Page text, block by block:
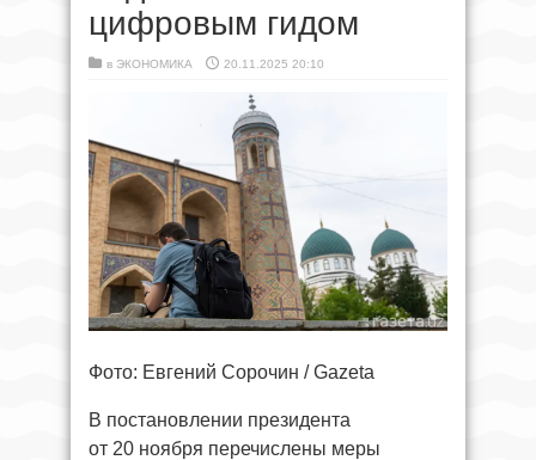
цифровым гидом
в ЭКОНОМИКА 20.11.2025 20:10
Фото: Евгений Сорочин / Gazeta
В постановлении президента
от 20 ноября перечислены меры